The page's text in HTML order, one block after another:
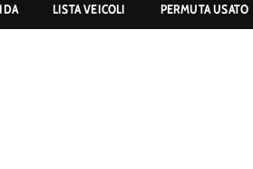
LISTA VEICOLI PERMUTA USATO